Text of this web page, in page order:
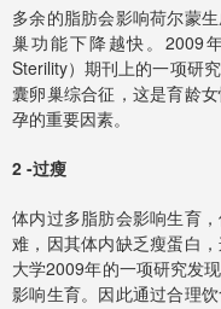
多余的脂肪会影响荷尔蒙
巢功能下降越快。2009
Sterility）期刊上的一项研
囊卵巢综合征，这是育龄
孕的重要因素。
2 -过瘦
体内过多脂肪会影响生育
难，因其体内缺乏瘦蛋白
大学2009年的一项研究发
影响生育。因此通过合理